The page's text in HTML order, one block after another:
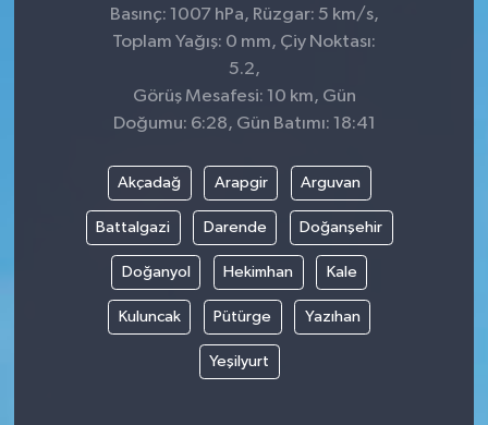
Basınç: 1007 hPa, Rüzgar: 5 km/s,
Toplam Yağış: 0 mm, Çiy Noktası:
5.2,
Görüş Mesafesi: 10 km, Gün
Doğumu: 6:28, Gün Batımı: 18:41
Akçadağ Arapgir Arguvan
Battalgazi Darende Doğanşehir
Doğanyol Hekimhan Kale
Kuluncak Pütürge Yazıhan
Yeşilyurt